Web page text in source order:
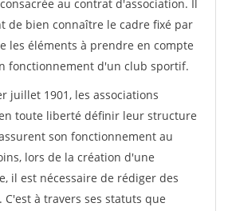
au contrat d'association. Il
de bien connaître le cadre fixé par
les éléments à prendre en compte
fonctionnement d'un club sportif.
juillet 1901, les associations
toute liberté définir leur structure
son fonctionnement au
lors de la création d'une
il est nécessaire de rédiger des
à travers ses statuts que